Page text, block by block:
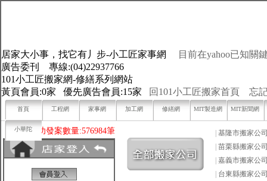
居家大小事，找它有丿步-小工匠家事網
目前在yahoo已知關
廣告委刊 專線:(04)22937766
101小工匠搬家網-修繕系列網站
黃頁會員:0家 優先廣告會員:15家
回101小工匠搬家首頁 忘
首頁 工程網 家事網 加工網 修繕網 MIT製造網 MIT新聞網
小華陀
目前已成功發案數量:576984筆
基隆市搬家公
苗栗縣搬家公
嘉義市搬家公
台東縣搬家公